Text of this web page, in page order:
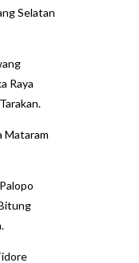
Selatan
Raya
Mataram